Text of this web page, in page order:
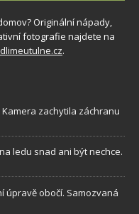
Originální nápady,
fotografie najdete na
.
zachytila záchranu
ledu snad ani být nechce.
úpravě obočí. Samozvaná